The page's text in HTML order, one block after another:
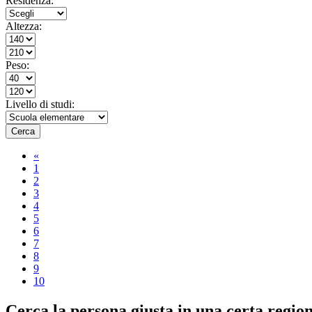
Altezza:
Peso:
Livello di studi:
Cerca
«
1
2
3
4
5
6
7
8
9
10